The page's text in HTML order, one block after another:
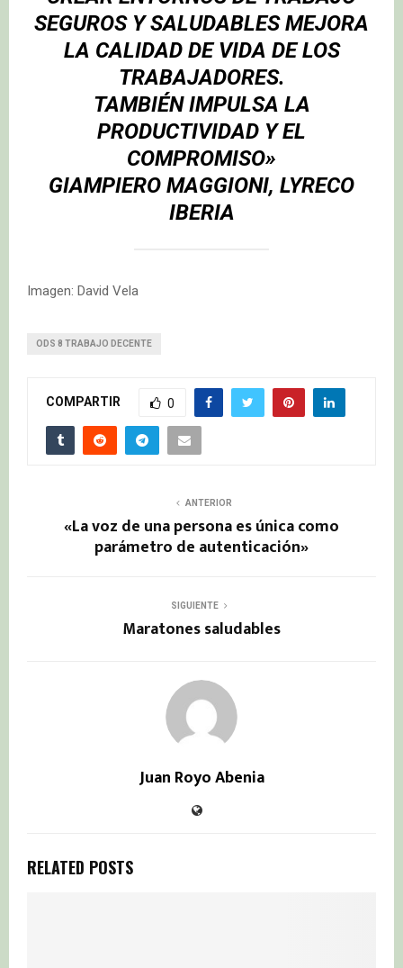
SEGUROS Y SALUDABLES MEJORA
LA CALIDAD DE VIDA DE LOS
TRABAJADORES.
TAMBIÉN IMPULSA LA
PRODUCTIVIDAD Y EL
COMPROMISO»
GIAMPIERO MAGGIONI, LYRECO
IBERIA
Imagen: David Vela
ODS 8 TRABAJO DECENTE
COMPARTIR 0
ANTERIOR
«La voz de una persona es única como
parámetro de autenticación»
SIGUIENTE
Maratones saludables
Juan Royo Abenia
RELATED POSTS